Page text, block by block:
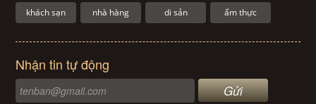
khách sạn nhà hàng di sản ẩm thực
Nhận tin tự động